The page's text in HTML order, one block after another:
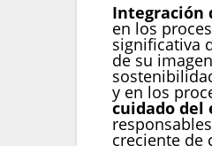
Integración
en los
significativa
de su
y en los
cuidado del
creciente de